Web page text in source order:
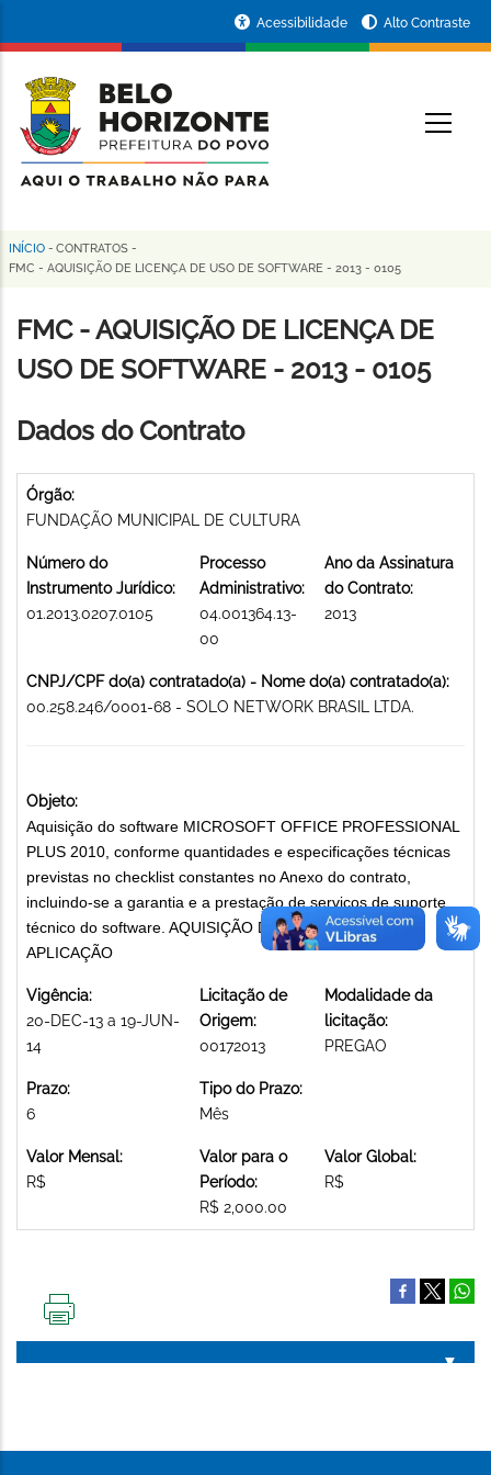
conteúdo
principal
da
Prefeitura
de
Horizonte
Acessibilidade Alto Contraste
Trilha
navegação
INÍCIO - CONTRATOS -
FMC - AQUISIÇÃO DE LICENÇA DE USO DE SOFTWARE - 2013 - 0105
FMC - AQUISIÇÃO DE LICENÇA DE
USO DE SOFTWARE - 2013 - 0105
Dados do Contrato
Órgão:
FUNDAÇÃO MUNICIPAL DE CULTURA
Número do
Instrumento Jurídico:
01.2013.0207.0105
Processo
Administrativo:
04.001364.13-
00
Ano da Assinatura
do Contrato:
2013
CNPJ/CPF do(a) contratado(a) - Nome do(a) contratado(a):
00.258.246/0001-68 - SOLO NETWORK BRASIL LTDA.
Objeto:
Aquisição do software MICROSOFT OFFICE PROFESSIONAL
PLUS 2010, conforme quantidades e especificações técnicas
previstas no checklist constantes no Anexo do contrato,
incluindo-se a garantia e a prestação de serviços de suporte
técnico do software. AQUISIÇÃO DE SOFTWARES DE
APLICAÇÃO
Vigência:
20-DEC-13 a 19-JUN-
14
Licitação de
Origem:
00172013
Modalidade da
licitação:
PREGAO
Prazo:
6
Tipo do Prazo:
Mês
Valor Mensal:
R$
Valor para o
Período:
R$ 2,000.00
Valor Global:
R$
PÁGINA